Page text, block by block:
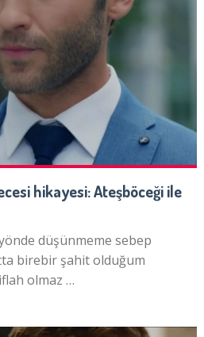
hikayesi: Ateşböceği ile
düşünmeme sebep
birebir şahit olduğum
olmaz …